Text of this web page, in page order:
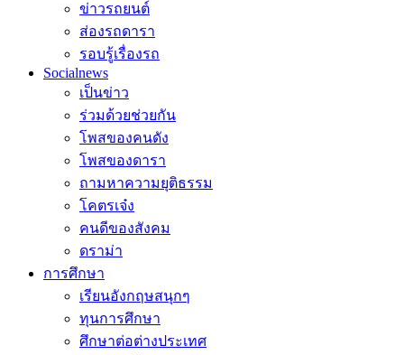
ข่าวรถยนต์
ส่องรถดารา
รอบรู้เรื่องรถ
Socialnews
เป็นข่าว
ร่วมด้วยช่วยกัน
โพสของคนดัง
โพสของดารา
ถามหาความยุติธรรม
โคตรเจ๋ง
คนดีของสังคม
ดราม่า
การศึกษา
เรียนอังกฤษสนุกๆ
ทุนการศึกษา
ศึกษาต่อต่างประเทศ